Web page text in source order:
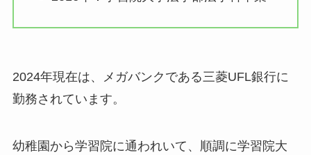
2024年現在は、メガバンクである三菱UFL銀行に
勤務されています。
幼稚園から学習院に通われいて、順調に学習院大